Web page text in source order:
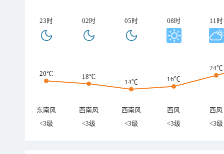
23时 02时 05时 08时 11时
20℃ 18℃
14℃ 16℃
24℃
东南风 西南风 西南风 西风
西风
<3级
<3级 <3级 <3级 <3级